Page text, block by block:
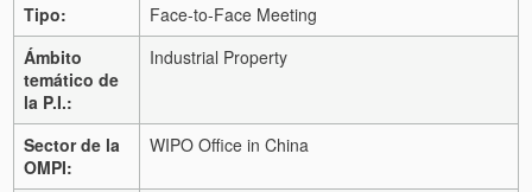
Tipo:
Face-to-Face Meeting
Ámbito
temático de
la P.I.:
Industrial Property
Sector de la
OMPI:
WIPO Office in China